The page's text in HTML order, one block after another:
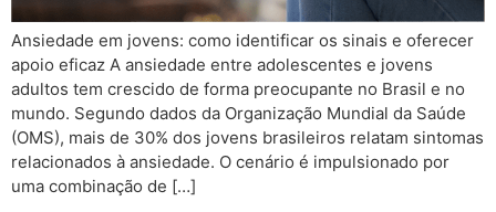
Ansiedade em jovens: como identificar os sinais e oferecer
apoio eficaz A ansiedade entre adolescentes e jovens
adultos tem crescido de forma preocupante no Brasil e no
mundo. Segundo dados da Organização Mundial da Saúde
(OMS), mais de 30% dos jovens brasileiros relatam sintomas
relacionados à ansiedade. O cenário é impulsionado por
uma combinação de […]